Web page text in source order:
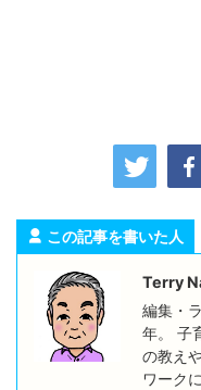
この記事を書いた人
Terry
編集・
年。 子
の教え
ワーク